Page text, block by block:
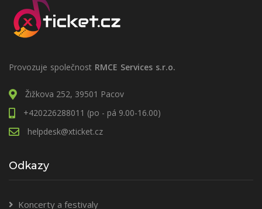
Provozuje společnost RMCE Services s.r.o.
Žižkova 252, 39501 Pacov
+420226288011 (po - pá 9.00-16.00)
helpdesk@xticket.cz
Odkazy
Koncerty a festivaly